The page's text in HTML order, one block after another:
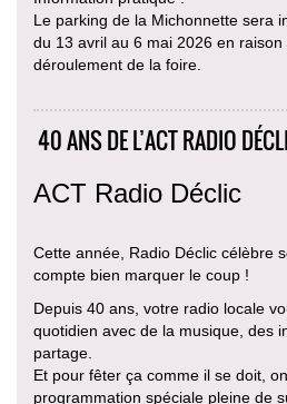
Le parking de la Michonnette sera
du 13 avril au 6 mai 2026 en raison
déroulement de la foire.
40 ANS DE L’ACT RADIO
ACT Radio Déclic
Cette année, Radio Déclic célèbre
compte bien marquer le coup !
Depuis 40 ans, votre radio locale
quotidien avec de la musique, des
partage.
Et pour fêter ça comme il se doit,
programmation spéciale pleine de